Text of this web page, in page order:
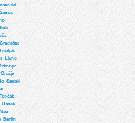
Gradačac
Livno
Orašje
Sanski
Teočak
Usora
Berlin